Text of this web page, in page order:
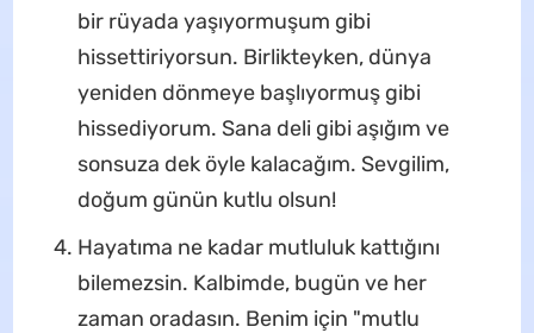
bir rüyada yaşıyormuşum gibi
hissettiriyorsun. Birlikteyken, dünya
yeniden dönmeye başlıyormuş gibi
hissediyorum. Sana deli gibi aşığım ve
sonsuza dek öyle kalacağım. Sevgilim,
doğum günün kutlu olsun!
Hayatıma ne kadar mutluluk kattığını
bilemezsin. Kalbimde, bugün ve her
zaman oradasın. Benim için "mutlu